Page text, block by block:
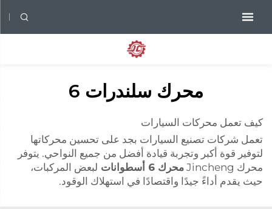
محرك سلندرات 6
كيف تعمل محركات السيارات
تعمل شركات تصنيع السيارات بجد على تحسين محركاتها
لتوفير قوة أكبر وتجربة قيادة أفضل من جميع النواحي. يتوفر
محرك Jincheng
محرك 6 أسطوانات
لبعض المركبات،
حيث يقدم أداءً جيدًا واقتصادًا في استهلاك الوقود.